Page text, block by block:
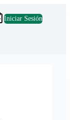
Iniciar Sesión